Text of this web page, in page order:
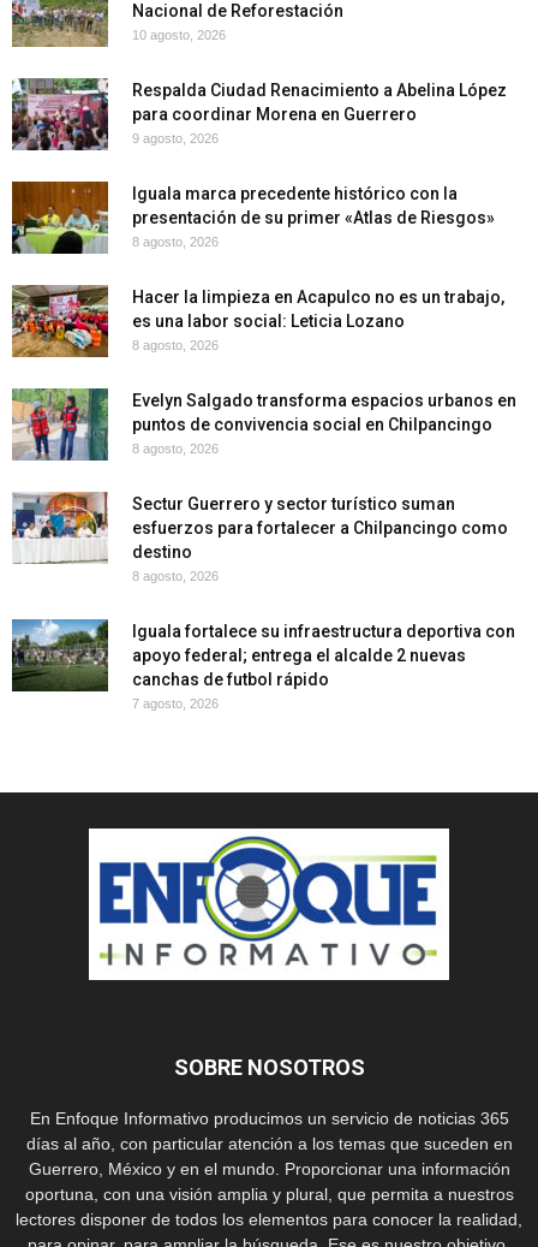
Nacional de Reforestación
10 agosto, 2026
Respalda Ciudad Renacimiento a Abelina López
para coordinar Morena en Guerrero
9 agosto, 2026
Iguala marca precedente histórico con la
presentación de su primer «Atlas de Riesgos»
8 agosto, 2026
Hacer la limpieza en Acapulco no es un trabajo,
es una labor social: Leticia Lozano
8 agosto, 2026
Evelyn Salgado transforma espacios urbanos en
puntos de convivencia social en Chilpancingo
8 agosto, 2026
Sectur Guerrero y sector turístico suman
esfuerzos para fortalecer a Chilpancingo como
destino
8 agosto, 2026
Iguala fortalece su infraestructura deportiva con
apoyo federal; entrega el alcalde 2 nuevas
canchas de futbol rápido
7 agosto, 2026
SOBRE NOSOTROS
En Enfoque Informativo producimos un servicio de noticias 365
días al año, con particular atención a los temas que suceden en
Guerrero, México y en el mundo. Proporcionar una información
oportuna, con una visión amplia y plural, que permita a nuestros
lectores disponer de todos los elementos para conocer la realidad,